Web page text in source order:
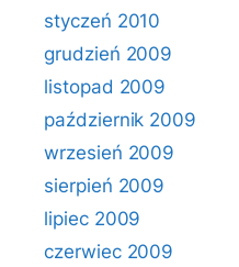
styczeń 2010
grudzień 2009
listopad 2009
październik 2009
wrzesień 2009
sierpień 2009
lipiec 2009
czerwiec 2009